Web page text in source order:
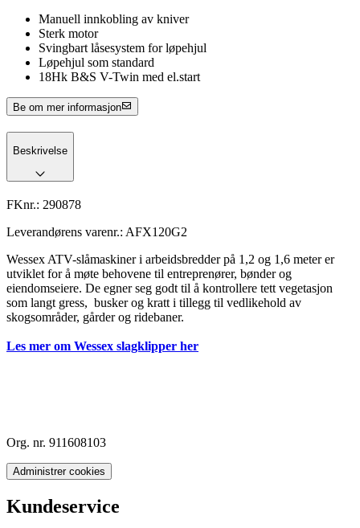
Manuell innkobling av kniver
Sterk motor
Svingbart låsesystem for løpehjul
Løpehjul som standard
18Hk B&S V-Twin med el.start
Be om mer informasjon
Beskrivelse
FKnr.: 290878
Leverandørens varenr.: AFX120G2
Wessex ATV-slåmaskiner i arbeidsbredder på 1,2 og 1,6 meter er
utviklet for å møte behovene til entreprenører, bønder og
eiendomseiere. De egner seg godt til å kontrollere tett vegetasjon
som langt gress, busker og kratt i tillegg til vedlikehold av
skogsområder, gårder og ridebaner.
Les mer om Wessex slagklipper her
Org. nr. 911608103
Administrer cookies
Kundeservice